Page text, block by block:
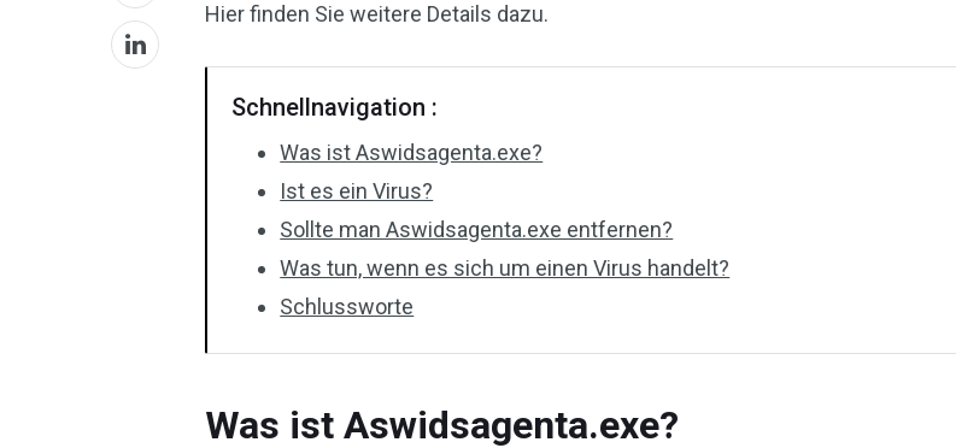
Hier finden Sie weitere Details dazu.
Schnellnavigation :
Was ist Aswidsagenta.exe?
Ist es ein Virus?
Sollte man Aswidsagenta.exe entfernen?
Was tun, wenn es sich um einen Virus handelt?
Schlussworte
Was ist Aswidsagenta.exe?